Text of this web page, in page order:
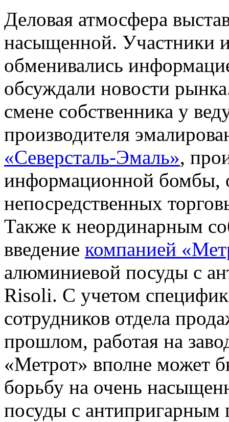
Деловая атмосфера
насыщенной. Участники
обменивались
обсуждали новости
смене собственника у
производителя
«Северсталь-Эмаль»,
информационной бомбы,
непосредственных
Также к неординарным
введение компанией
алюминиевой посуды с
Risoli. С учетом
сотрудников отдела
прошлом, работая на
«Метрот» вполне может
борьбу на очень
посуды с антипригарным